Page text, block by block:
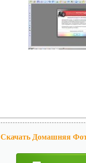
Скачать Домашняя